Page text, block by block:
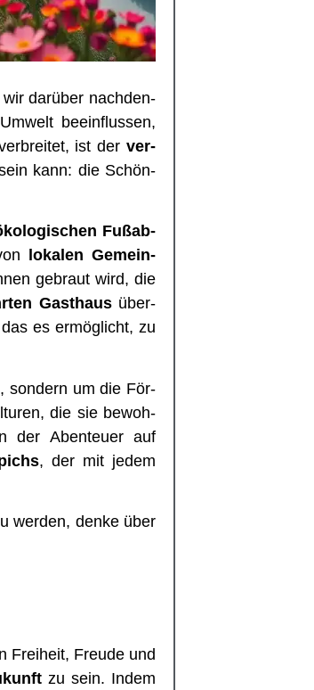
wir dar­über nach­den­
beein­flus­sen,
ist der ver­
kann: die Schön­
Fuß­ab­
loka­len Gemein­
gebraut wird, die
Gast­hausüber­
es ermög­licht, zu
son­dern um die För­
die sie bewoh­
der Aben­teu­er auf
, der mit jedem
wer­den, den­ke über
Frei­heit, Freu­de und
zu sein. Indem